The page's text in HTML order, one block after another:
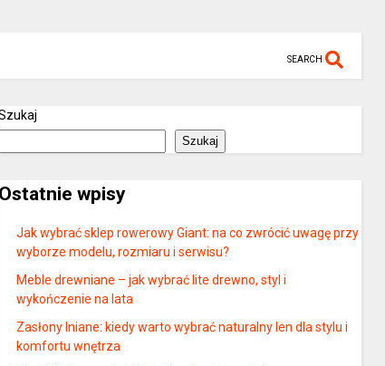
SEARCH
Szukaj
Ostatnie wpisy
Jak wybrać sklep rowerowy Giant: na co zwrócić uwagę przy
wyborze modelu, rozmiaru i serwisu?
Meble drewniane – jak wybrać lite drewno, styl i
wykończenie na lata
Zasłony lniane: kiedy warto wybrać naturalny len dla stylu i
komfortu wnętrza